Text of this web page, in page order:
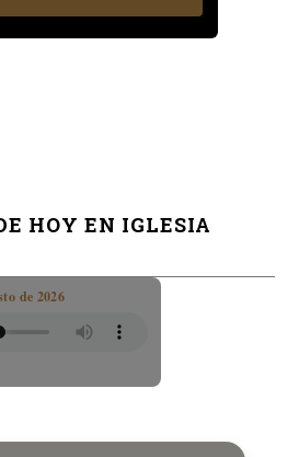
HOY EN IGLESIA
de 2026